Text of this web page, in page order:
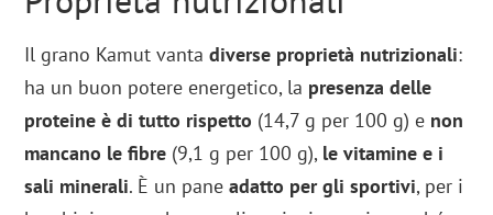
Il grano Kamut vantadiverse proprietà nutrizionali:
ha un buon potere energetico, la presenza delle
proteine è di tutto rispetto (14,7 g per 100 g) e non
mancano le fibre (9,1 g per 100 g), le vitamine e i
sali minerali. È un paneadatto per gli sportivi, per i